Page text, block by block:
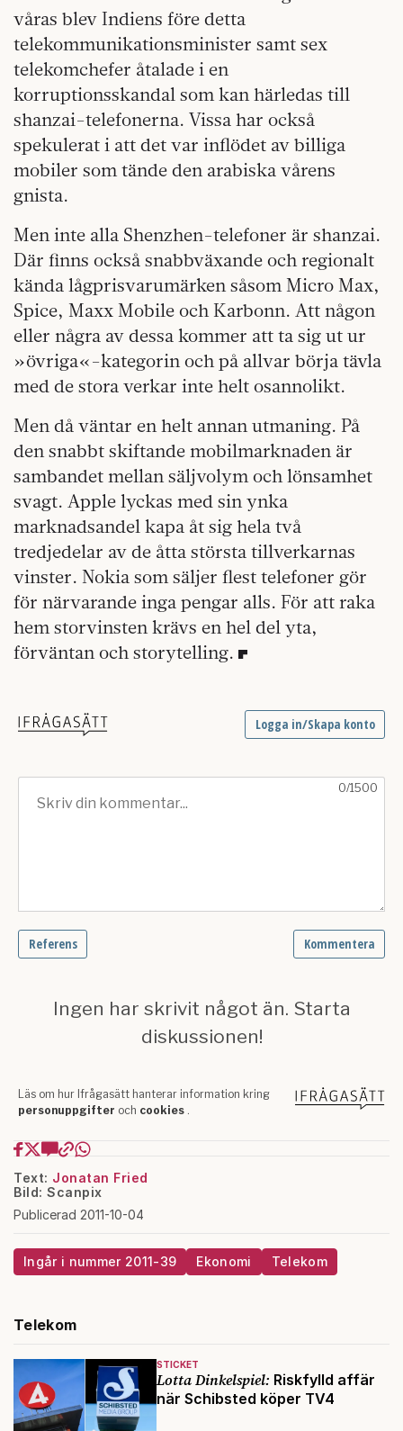
våras blev Indiens före detta
telekommunikationsminister samt sex
telekomchefer åtalade i en
korruptionsskandal som kan härledas till
shanzai-telefonerna. Vissa har också
spekulerat i att det var inflödet av billiga
mobiler som tände den arabiska vårens
gnista.
Men inte alla Shenzhen-telefoner är shanzai.
Där finns också snabbväxande och regionalt
kända lågprisvarumärken såsom Micro Max,
Spice, Maxx Mobile och Karbonn. Att någon
eller några av dessa kommer att ta sig ut ur
»övriga«-kategorin och på allvar börja tävla
med de stora verkar inte helt osannolikt.
Men då väntar en helt annan utmaning. På
den snabbt skiftande mobilmarknaden är
sambandet mellan säljvolym och lönsamhet
svagt. Apple lyckas med sin ynka
marknadsandel kapa åt sig hela två
tredjedelar av de åtta största tillverkarnas
vinster. Nokia som säljer flest telefoner gör
för närvarande inga pengar alls. För att raka
hem storvinsten krävs en hel del yta,
förväntan och storytelling.
Text: Jonatan Fried
Bild: Scanpix
Publicerad 2011-10-04
Ingår i nummer 2011-39 Ekonomi Telekom
Telekom
STICKET
Lotta Dinkelspiel: Riskfylld affär
när Schibsted köper TV4